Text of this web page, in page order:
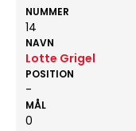
NUMMER
14
NAVN
Lotte Grigel
POSITION
-
MÅL
0